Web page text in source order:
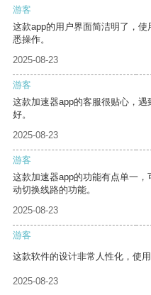
游客
这款app的用户界面简洁明了，
悉操作。
2025-08-23
游客
这款加速器app的客服很贴心，
好。
2025-08-23
游客
这款加速器app的功能有点单一
动切换线路的功能。
2025-08-23
游客
这款软件的设计非常人性化，使用
2025-08-23